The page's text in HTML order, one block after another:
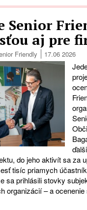
Senior
aj pre
Friendly 17.06 2026
do jeho aktivít sa za
tisíc priamych
sa prihlásili stovky
organizácií – a ocenenie